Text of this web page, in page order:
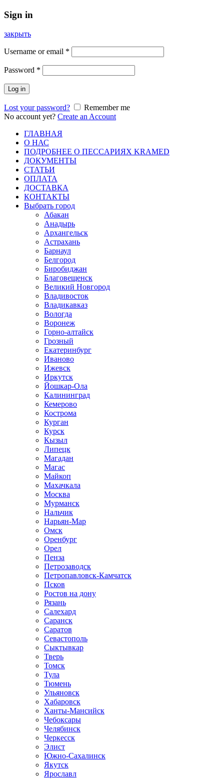
Sign in
закрыть
Username or email *
Password *
Log in
Lost your password?
Remember me
No account yet? Create an Account
ГЛАВНАЯ
О НАС
ПОДРОБНЕЕ О ПEСCАРИЯХ KRAMED
ДОКУМЕНТЫ
СТАТЬИ
ОПЛАТА
ДОСТАВКА
КОНТАКТЫ
Выбрать город
Абакан
Анадырь
Архангельск
Астрахань
Барнаул
Белгород
Биробиджан
Благовещенск
Великий Новгород
Владивосток
Владикавказ
Вологда
Воронеж
Горно-алтайск
Грозный
Екатеринбург
Иваново
Ижевск
Иркутск
Йошкар-Ола
Калининград
Кемерово
Кострома
Курган
Курск
Кызыл
Липецк
Магадан
Магас
Майкоп
Махачкала
Москва
Мурманск
Нальчик
Нарьян-Мар
Омск
Оренбург
Орел
Пенза
Петрозаводск
Петропавловск-Камчатск
Псков
Ростов на дону
Рязань
Салехард
Саранск
Саратов
Севастополь
Сыктывкар
Тверь
Томск
Тула
Тюмень
Ульяновск
Хабаровск
Ханты-Мансийск
Чебоксары
Челябинск
Черкесск
Элист
Южно-Сахалинск
Якутск
Ярославл